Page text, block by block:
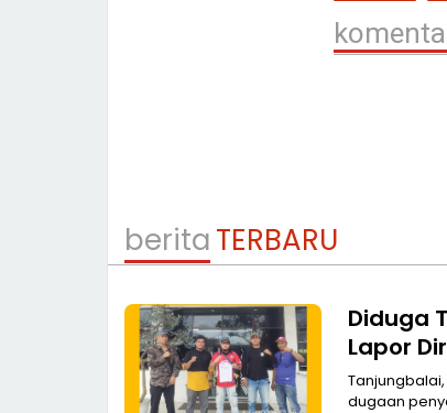
beritaTERBARU
Diduga
Lapor
Tanjungbalai,
dugaan